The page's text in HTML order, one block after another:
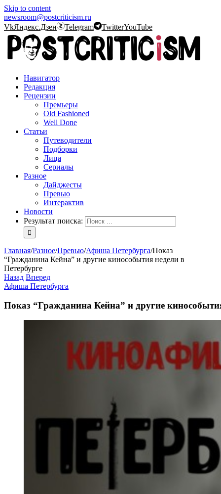
Skip to content
newsroom@postcriticism.ru
VkЯндекс.Дзен Telegram TwitterYouTube
Навигатор
Редакция
Рецензии
Премьеры
Old Fashioned
Well Done
Статьи
Путеводители
Подборки
Лица
Сериалы
Разное
Дайджесты
Превью
Интерактив
Новости
Результат поиска:
Главная/Разное/Превью/Афиша Петербурга/Показ
“Гражданина Кейна” и другие кинособытия недели в
Петербурге
Назад Вперед
Афиша Петербурга
Показ “Гражданина Кейна” и другие